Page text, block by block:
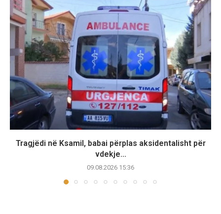
Tragjëdi në Ksamil, babai përplas aksidentalisht për
vdekje...
09.08.2026 15:36